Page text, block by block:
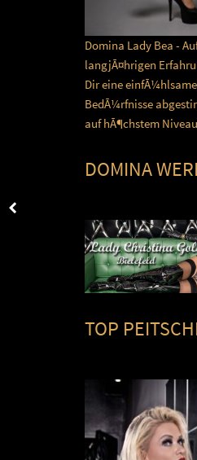
Domina Lady Bea -
langjÃ¤hrigen
Dir eine
BedÃ¼rfnisse
auf hÃ¶chstem
DOMINA
TOP